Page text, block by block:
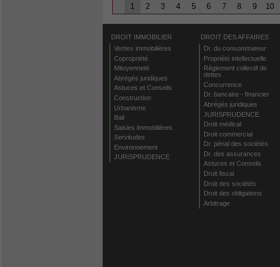
1 2 3 4 5 6 7 8 9 10
DROIT IMMOBILIER
Ventes immobilières
Copropriété
Mitoyenneté
Abrégés juridiques
Astuces et Conseils
Construction
Urbanisme
Bail
Saisies immobilières
Servitudes
Environnement
JURISPRUDENCE
DROIT DES AFFAIRES
Dr. du consommateur
Propriété intellectuelle
Règlement collectif de
dettes
Concurrence
Dr. bancaire - financier
Abrégés juridiques
JURISPRUDENCE
Droit médical
Droit commercial
Dr. pénal des sociétés
Dr. des assurances
Astuces et Conseils
Droit fiscal
Droit des sociétés
Droit des obligations
Arbitrage